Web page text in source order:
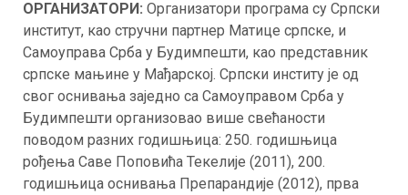
ОРГАНИЗАТОРИ: Организатори програма су Српски
институт, као стручни партнер Матице српске, и
Самоуправа Срба у Будимпешти, као представник
српске мањине у Мађарској. Српски институ је од
свог оснивања заједно са Самоуправом Срба у
Будимпешти организовао више свећаности
поводом разних годишњица: 250. годишњица
рођења Саве Поповића Текелије (2011), 200.
годишњица оснивања Препарандије (2012), прва